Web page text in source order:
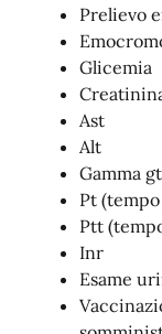
Prelievo
Glicemia
Ast
Alt
Gamma gt
Pt
Ptt
Inr
Esame